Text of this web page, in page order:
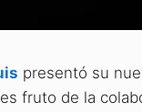
presentó su
fruto de la